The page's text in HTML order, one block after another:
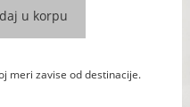
meri zavise od destinacije.